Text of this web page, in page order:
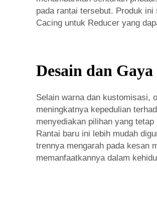
pada rantai tersebut. Produk
Cacing untuk Reducer yang
Desain dan
Selain warna dan kustomisasi,
meningkatnya kepedulian
menyediakan pilihan yang
Rantai baru ini lebih mudah
trennya mengarah pada kesan
memanfaatkannya dalam